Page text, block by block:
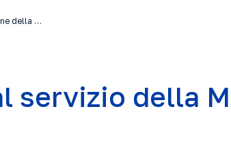
della …
servizio della